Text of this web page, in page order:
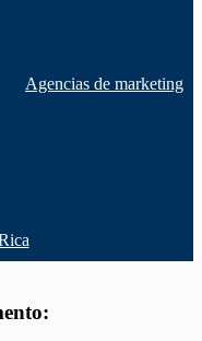
Agencias de marketing